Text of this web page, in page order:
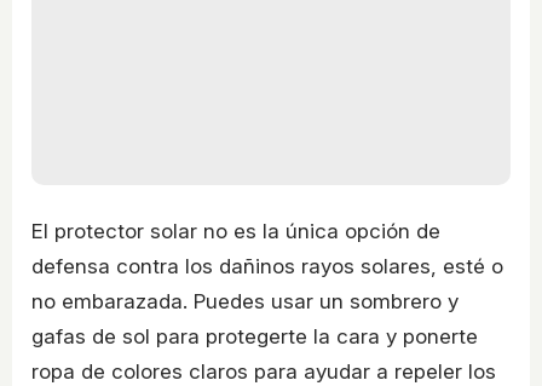
El protector solar no es la única opción de
defensa contra los dañinos rayos solares, esté o
no embarazada. Puedes usar un sombrero y
gafas de sol para protegerte la cara y ponerte
ropa de colores claros para ayudar a repeler los